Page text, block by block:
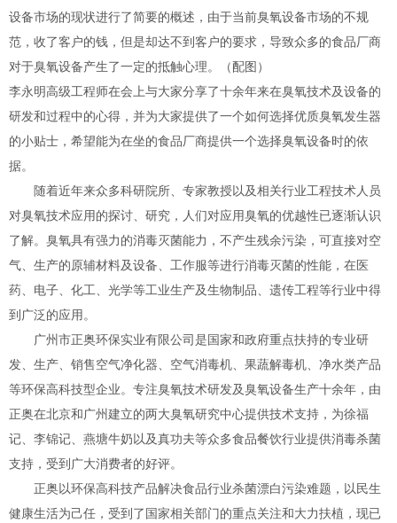
设备市场的现状进行了简要的概述，由于当前臭氧设备市场的不规
范，收了客户的钱，但是却达不到客户的要求，导致众多的食品厂商
对于臭氧设备产生了一定的抵触心理。（配图）
李永明高级工程师在会上与大家分享了十余年来在臭氧技术及设备的
研发和过程中的心得，并为大家提供了一个如何选择优质臭氧发生器
的小贴士，希望能为在坐的食品厂商提供一个选择臭氧设备时的依
据。
随着近年来众多科研院所、专家教授以及相关行业工程技术人员
对臭氧技术应用的探讨、研究，人们对应用臭氧的优越性已逐渐认识
了解。臭氧具有强力的消毒灭菌能力，不产生残余污染，可直接对空
气、生产的原辅材料及设备、工作服等进行消毒灭菌的性能，在医
药、电子、化工、光学等工业生产及生物制品、遗传工程等行业中得
到广泛的应用。
广州市正奥环保实业有限公司是国家和政府重点扶持的专业研
发、生产、销售空气净化器、空气消毒机、果蔬解毒机、净水类产品
等环保高科技型企业。专注臭氧技术研发及臭氧设备生产十余年，由
正奥在北京和广州建立的两大臭氧研究中心提供技术支持，为徐福
记、李锦记、燕塘牛奶以及真功夫等众多食品餐饮行业提供消毒杀菌
支持，受到广大消费者的好评。
正奥以环保高科技产品解决食品行业杀菌漂白污染难题，以民生
健康生活为己任，受到了国家相关部门的重点关注和大力扶植，现已